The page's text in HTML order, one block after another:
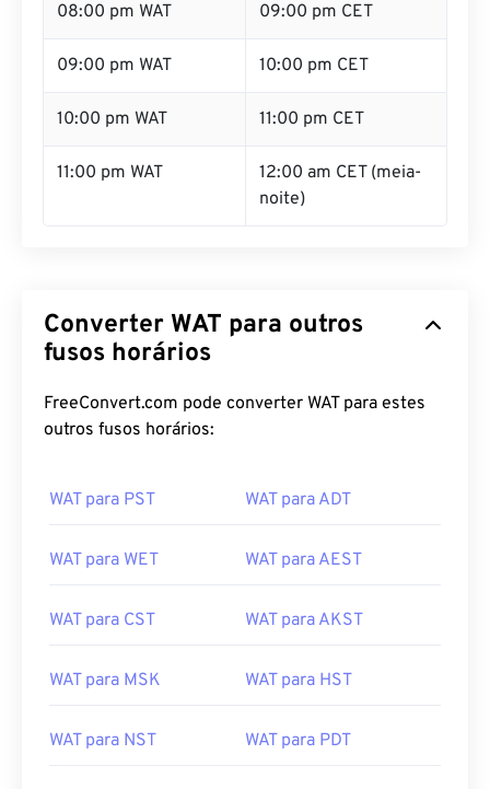
08:00 pm WAT 09:00 pm CET
09:00 pm WAT 10:00 pm CET
10:00 pm WAT 11:00 pm CET
11:00 pm WAT
12:00 am CET (meia-
noite)
Converter WAT para outros
fusos horários
FreeConvert.com pode converter WAT para estes
outros fusos horários:
WAT para PST WAT para ADT
WAT para WET WAT para AEST
WAT para CST WAT para AKST
WAT para MSK WAT para HST
WAT para NST WAT para PDT